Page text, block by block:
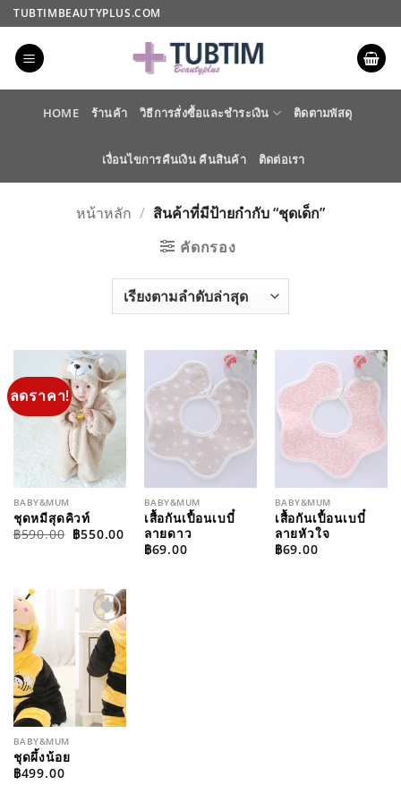
ข้าม
ไป
เนื้อหา
TUBTIMBEAUTYPLUS.COM
HOME ร้านค้า วิธีการสั่งซื้อและชำระเงิน ติดตามพัสดุ
เงื่อนไขการคืนเงิน คืนสินค้า ติดต่อเรา
หน้าหลัก / สินค้าที่มีป้ายกำกับ “ชุดเด็ก”
คัดกรอง
ลดราคา!ADD TO
WISHLIST
BABY&MUM
ชุดหมีสุดคิวท์
฿590.00 ORIGINAL
PRICE
฿550.00CURRENT
PRICE
ADD TO
WISHLIST
BABY&MUM
เสื้อกันเปื้อนเบบี๋
ลายดาว
฿69.00
ADD TO
WISHLIST
BABY&MUM
เสื้อกันเปื้อนเบบี๋
ลายหัวใจ
฿69.00
ADD TO
WISHLIST
BABY&MUM
ชุดผึ้งน้อย
฿499.00